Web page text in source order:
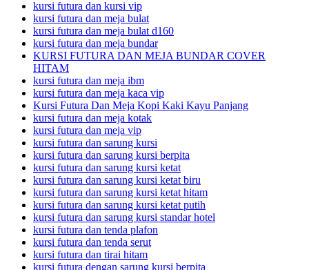
kursi futura dan kursi vip
kursi futura dan meja bulat
kursi futura dan meja bulat d160
kursi futura dan meja bundar
KURSI FUTURA DAN MEJA BUNDAR COVER
HITAM
kursi futura dan meja ibm
kursi futura dan meja kaca vip
Kursi Futura Dan Meja Kopi Kaki Kayu Panjang
kursi futura dan meja kotak
kursi futura dan meja vip
kursi futura dan sarung kursi
kursi futura dan sarung kursi berpita
kursi futura dan sarung kursi ketat
kursi futura dan sarung kursi ketat biru
kursi futura dan sarung kursi ketat hitam
kursi futura dan sarung kursi ketat putih
kursi futura dan sarung kursi standar hotel
kursi futura dan tenda plafon
kursi futura dan tenda serut
kursi futura dan tirai hitam
kursi futura dengan sarung kursi berpita